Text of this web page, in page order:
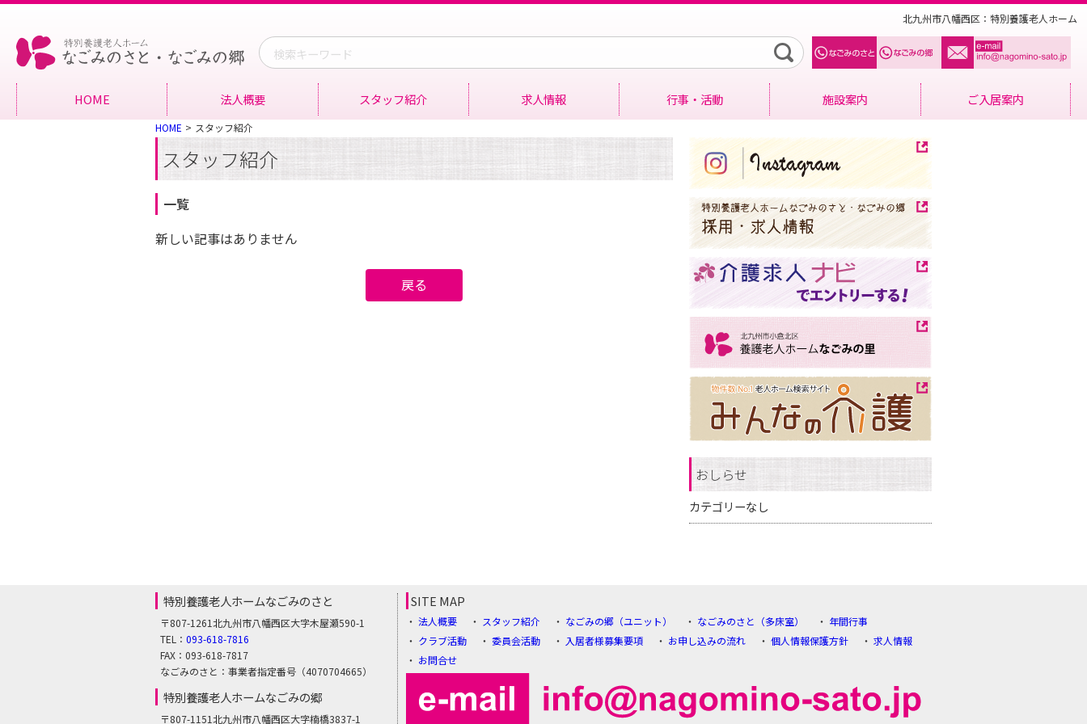
北九州市八幡西区：特別養護老人ホーム
HOME 法人概要 スタッフ紹介 求人情報 行事・活動
クラブ活動
施設案内
なごみのさと（多床室）
ご入居案内
HOME スタッフ紹介
スタッフ紹介
一覧
新しい記事はありません
戻る
おしらせ
カテゴリーなし
特別養護老人ホームなごみのさと
〒807-1261北九州市八幡西区大字木屋瀬590-1
TEL： 093-618-7816
FAX：093-618-7817
なごみのさと：事業者指定番号（4070704665）
特別養護老人ホームなごみの郷
〒807-1151北九州市八幡西区大字楠橋3837-1
SITE MAP
法人概要 スタッフ紹介 なごみの郷（ユニット） なごみのさと（多床室）
年間行事
クラブ活動
委員会活動 入居者様募集要項 お申し込みの流れ 個人情報保護方針
求人情報
お問合せ